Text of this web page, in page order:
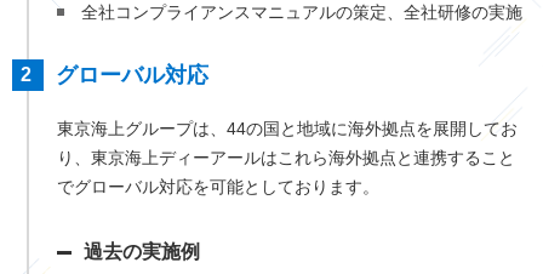
全社コンプライアンスマニュアルの策定、全社研修の実施
グローバル対応
東京海上グループは、44の国と地域に海外拠点を展開してお
り、東京海上ディーアールはこれら海外拠点と連携すること
でグローバル対応を可能としております。
過去の実施例